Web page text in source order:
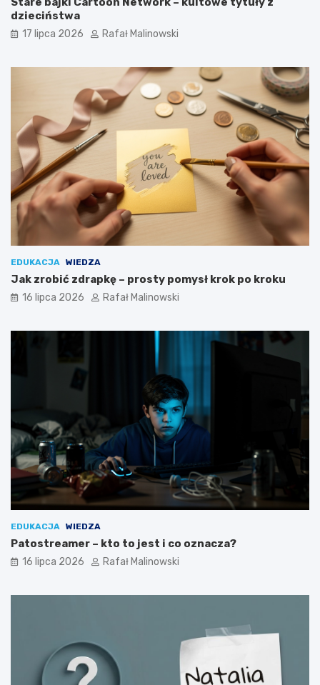
dzieciństwa
17 lipca 2026 Rafał Malinowski
EDUKACJA WIEDZA
Jak zrobić zdrapkę – prosty pomysł krok po kroku
16 lipca 2026 Rafał Malinowski
EDUKACJA WIEDZA
Patostreamer – kto to jest i co oznacza?
16 lipca 2026 Rafał Malinowski